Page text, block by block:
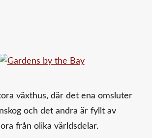
växthus, där det ena omsluter
och det andra är fyllt av
från olika världsdelar.